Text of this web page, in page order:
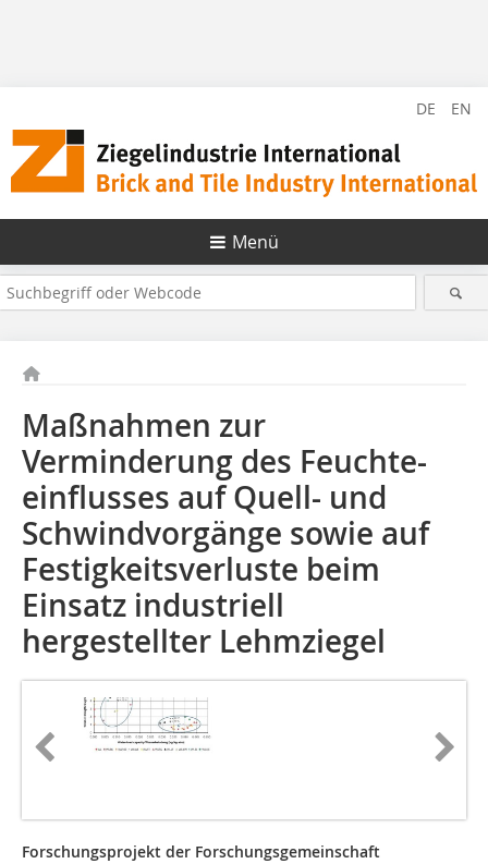
DE EN
Menü
Maßnahmen zur
Verminderung des Feuchte-
einflusses auf Quell- und
Schwindvorgänge sowie auf
Festigkeitsverluste beim
Einsatz industriell
hergestellter Lehmziegel
Forschungsprojekt der Forschungsgemeinschaft